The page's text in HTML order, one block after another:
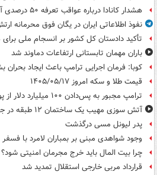
هشدار کانادا درباره عواقب تعرفه ۵۰ درصدی آمریکا
نفوذ اطلاعاتی ایران در یگان فوق محرمانه
تأکید دادستان کل کشور بر انسجام ملی
باران مهمان تابستانی ارتفاعات دماوند شد
کوبا: فرمان اجرایی ترامپ باعث ایجاد بحران
قیمت طلا و سکه امروز ۱۴۰۵/۰۵/۱۷
ترامپ مجبور به پس‌دادن ۱۰۰ میلیارد دلار از پول تعرفه‌ها شد
آتش سوزی مهیب یک ساختمان ۱۲ طبقه در جاکارتا
پدر لیونل مسی درگذشت
وجود شواهدی مبنی بر بمباران لامرد با فسفر
چرا بیت المال باید خرج مجرمان امنیتی شود؟
قرارداد مربی خارجی استقلال تمدید شد